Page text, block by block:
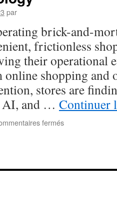
Models
par
brick-and-
frictionless
their
shopping and
stores are
AI, and … Continuer
ferméssur
AI